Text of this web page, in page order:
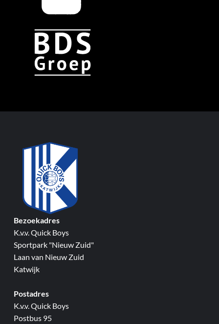
Bezoekadres
K.v.v. Quick Boys
Sportpark "Nieuw Zuid"
Laan van Nieuw Zuid
Katwijk
Postadres
K.v.v. Quick Boys
Postbus 95